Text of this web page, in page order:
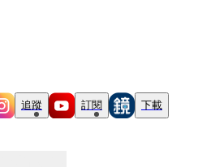
追蹤 訂閱 下載